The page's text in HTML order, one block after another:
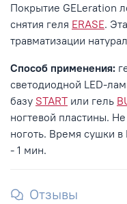
Покрытие GELeration
снятия геля ERASE.
травматизации
Способ применения:
светодиодной LED-
базу START или гель
ногтевой пластины.
ноготь. Время сушки
- 1 мин.
Отзывы